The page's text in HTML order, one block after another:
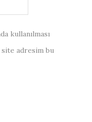
kullanılması
site adresim bu